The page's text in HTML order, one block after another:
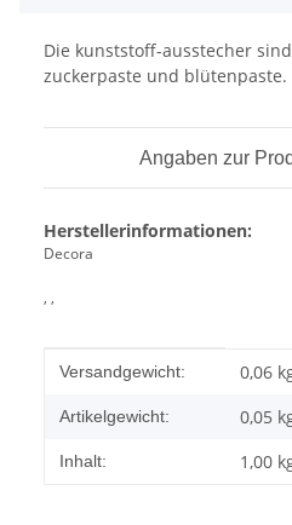
Die kunststoff-ausstecher
zuckerpaste und blütenpaste.
Angaben zur
Herstellerinformationen:
Decora
, ,
Produkteigenschaft
Wert
Versandgewicht: 0,06
Artikelgewicht: 0,05
Inhalt: 1,00